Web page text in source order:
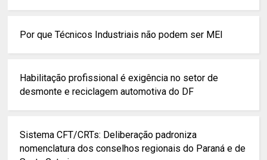
Por que Técnicos Industriais não podem ser MEI
Habilitação profissional é exigência no setor de
desmonte e reciclagem automotiva do DF
Sistema CFT/CRTs: Deliberação padroniza
nomenclatura dos conselhos regionais do Paraná e de